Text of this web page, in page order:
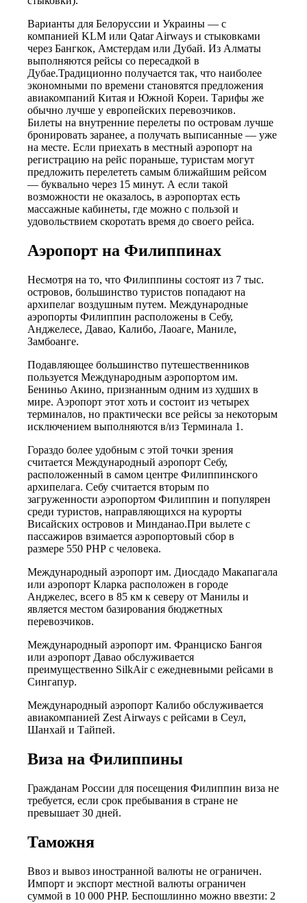
Варианты для Белоруссии и Украины — с
компанией KLM или Qatar Airways и стыковками
через Бангкок, Амстердам или Дубай. Из Алматы
выполняются рейсы со пересадкой в
Дубае.Традиционно получается так, что наиболее
экономными по времени становятся предложения
авиакомпаний Китая и Южной Кореи. Тарифы же
обычно лучше у европейских перевозчиков.
Билеты на внутренние перелеты по островам лучше
бронировать заранее, а получать выписанные — уже
на месте. Если приехать в местный аэропорт на
регистрацию на рейс пораньше, туристам могут
предложить перелететь самым ближайшим рейсом
— буквально через 15 минут. А если такой
возможности не оказалось, в аэропортах есть
массажные кабинеты, где можно с пользой и
удовольствием скоротать время до своего рейса.
Аэропорт на Филиппинах
Несмотря на то, что Филиппины состоят из 7 тыс.
островов, большинство туристов попадают на
архипелаг воздушным путем. Международные
аэропорты Филиппин расположены в Себу,
Анджелесе, Давао, Калибо, Лаоаге, Маниле,
Замбоанге.
Подавляющее большинство путешественников
пользуется Международным аэропортом им.
Бениньо Акино, признанным одним из худших в
мире. Аэропорт этот хоть и состоит из четырех
терминалов, но практически все рейсы за некоторым
исключением выполняются в/из Терминала 1.
Гораздо более удобным с этой точки зрения
считается Международный аэропорт Себу,
расположенный в самом центре Филиппинского
архипелага. Себу считается вторым по
загруженности аэропортом Филиппин и популярен
среди туристов, направляющихся на курорты
Висайских островов и Минданао.При вылете с
пассажиров взимается аэропортовый сбор в
размере 550 PHP с человека.
Международный аэропорт им. Диосдадо Макапагала
или аэропорт Кларка расположен в городе
Анджелес, всего в 85 км к северу от Манилы и
является местом базирования бюджетных
перевозчиков.
Международный аэропорт им. Франциско Бангоя
или аэропорт Давао обслуживается
преимущественно SilkAir с ежедневными рейсами в
Сингапур.
Международный аэропорт Калибо обслуживается
авиакомпанией Zest Airways с рейсами в Сеул,
Шанхай и Тайпей.
Виза на Филиппины
Гражданам России для посещения Филиппин виза не
требуется, если срок пребывания в стране не
превышает 30 дней.
Таможня
Ввоз и вывоз иностранной валюты не ограничен.
Импорт и экспорт местной валюты ограничен
суммой в 10 000 PHP. Беспошлинно можно ввезти: 2